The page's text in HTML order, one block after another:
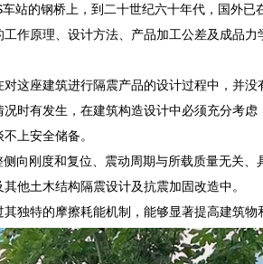
站的钢桥上，到二十世纪六十年代，国外
作原理、设计方法、产品加工公差及成品
这座建筑进行隔震产品的设计过程中，并
时有发生，在建筑构造设计中必须充分考
上安全储备。
向刚度和复位、震动周期与所载质量无关
他土木结构隔震设计及抗震加固改造中。
独特的摩擦耗能机制，能够显著提高建筑物